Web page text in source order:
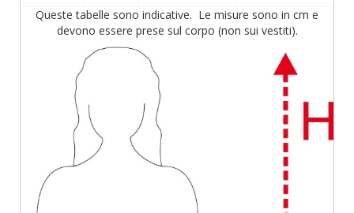
Queste tabelle sono indicative. Le misure sono in cm e
devono essere prese sul corpo (non sui vestiti).